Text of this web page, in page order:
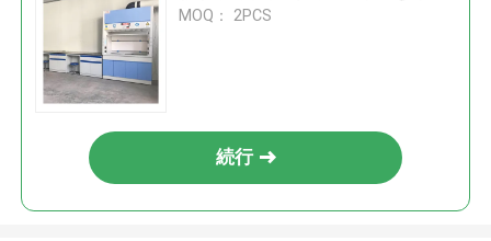
MOQ： 2PCS
続行